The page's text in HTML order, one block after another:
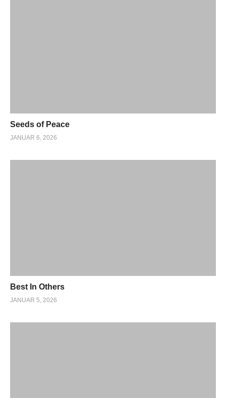
Seeds of Peace
JANUAR 6, 2026
Best In Others
JANUAR 5, 2026